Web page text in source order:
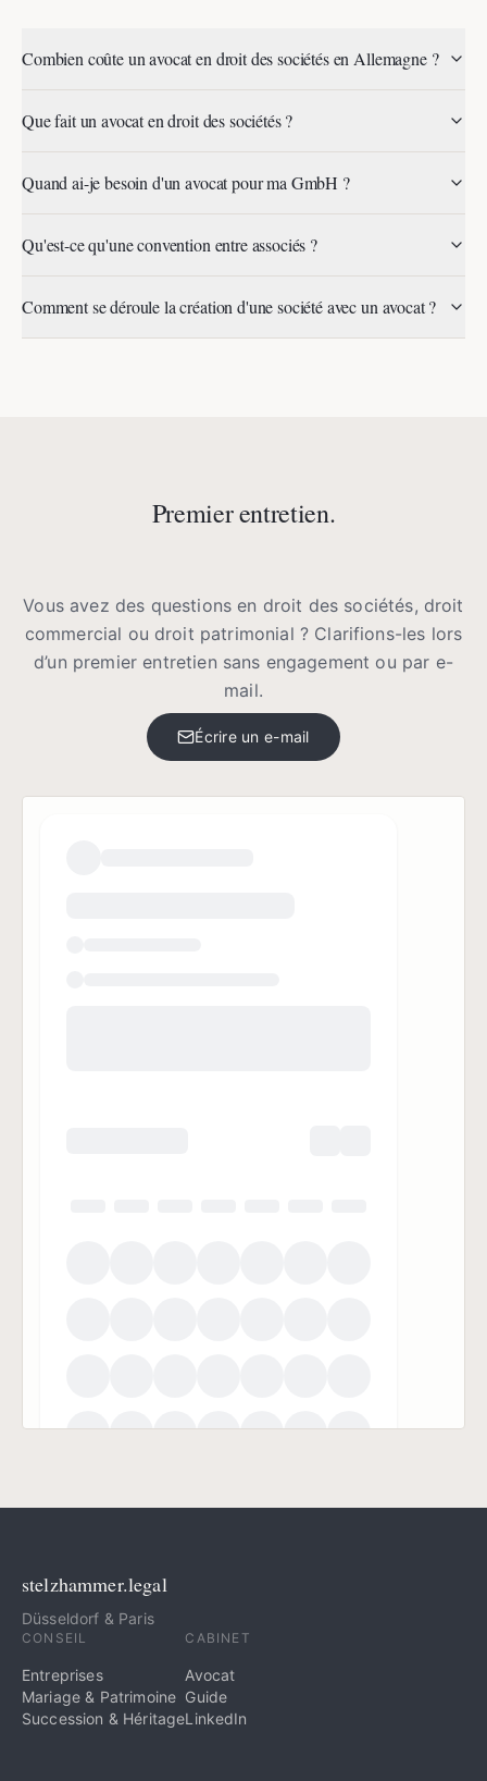
Combien coûte un avocat en droit des sociétés en Allemagne ?
Que fait un avocat en droit des sociétés ?
Quand ai-je besoin d'un avocat pour ma GmbH ?
Qu'est-ce qu'une convention entre associés ?
Comment se déroule la création d'une société avec un avocat ?
Premier entretien.
Vous avez des questions en droit des sociétés, droit
commercial ou droit patrimonial ? Clarifions-les lors
d’un premier entretien sans engagement ou par e-
mail.
Écrire un e-mail
stelzhammer.legal
Düsseldorf & Paris
CONSEIL
Entreprises
Mariage & Patrimoine
Succession & Héritage
CABINET
Avocat
Guide
LinkedIn